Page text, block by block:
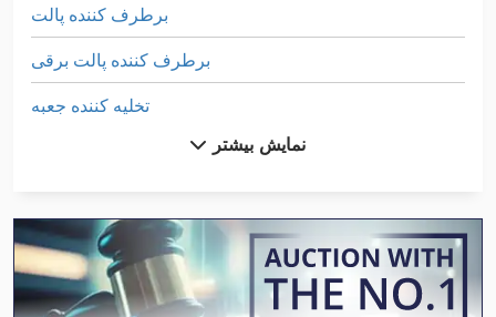
برطرف کننده پالت
برطرف کننده پالت برقی
تخلیه کننده جعبه
سه طرف تخلیه کننده
صفحه جعبه
نمایش بیشتر